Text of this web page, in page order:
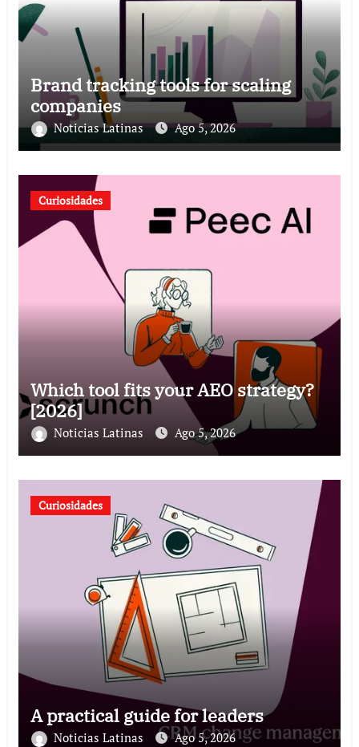
Brand tracking tools for scaling
companies
Noticias Latinas Ago 5, 2026
Curiosidades
Which tool fits your AEO strategy?
[2026]
Noticias Latinas Ago 5, 2026
Curiosidades
A practical guide for leaders
Noticias Latinas Ago 5, 2026